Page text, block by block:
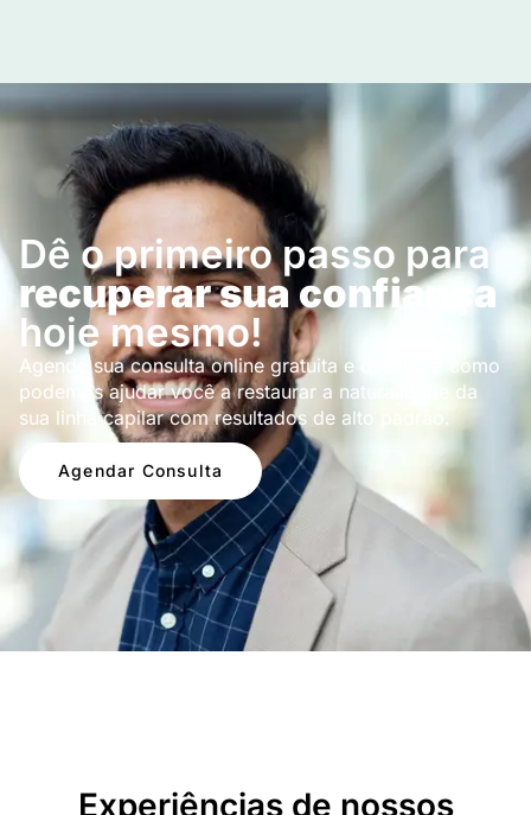
Dê o primeiro passo para
recuperar sua confiança
hoje mesmo!
Agende sua consulta online gratuita e descubra como
podemos ajudar você a restaurar a naturalidade da
sua linha capilar com resultados de alto padrão.
Agendar Consulta
Experiências de nossos